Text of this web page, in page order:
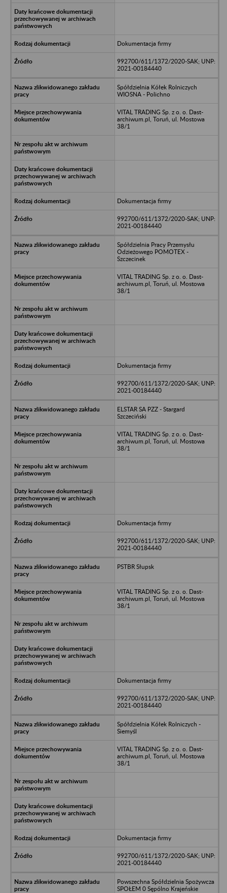
Dokumentacja firmy
992700/611/1372/2020-SAK; UNP:
2021-00184440
Spółdzielnia Kółek Rolniczych
WIOSNA - Polichno
VITAL TRADING Sp. z o. o. Dast-
archiwum.pl, Toruń, ul. Mostowa
38/1
Dokumentacja firmy
992700/611/1372/2020-SAK; UNP:
2021-00184440
Spółdzielnia Pracy Przemysłu
Odzieżowego POMOTEX -
Szczecinek
VITAL TRADING Sp. z o. o. Dast-
archiwum.pl, Toruń, ul. Mostowa
38/1
Dokumentacja firmy
992700/611/1372/2020-SAK; UNP:
2021-00184440
ELSTAR SA PZZ - Stargard
Szczeciński
VITAL TRADING Sp. z o. o. Dast-
archiwum.pl, Toruń, ul. Mostowa
38/1
Dokumentacja firmy
992700/611/1372/2020-SAK; UNP:
2021-00184440
PSTBR Słupsk
VITAL TRADING Sp. z o. o. Dast-
archiwum.pl, Toruń, ul. Mostowa
38/1
Dokumentacja firmy
992700/611/1372/2020-SAK; UNP:
2021-00184440
Spółdzielnia Kółek Rolniczych -
Siemyśl
VITAL TRADING Sp. z o. o. Dast-
archiwum.pl, Toruń, ul. Mostowa
38/1
Dokumentacja firmy
992700/611/1372/2020-SAK; UNP:
2021-00184440
Powszechna Spółdzielnia Spożywcza
SPOŁEM 0 Sępólno Krajeńskie